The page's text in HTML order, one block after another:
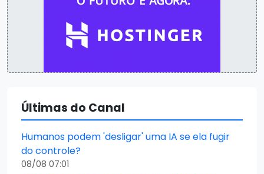
Últimas do Canal
Humanos podem 'desligar' uma IA se ela fugir
do controle?
08/08 07:01